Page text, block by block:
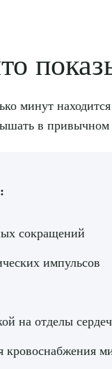
минут
в
сокращений
импульсов
на отделы
кровоснабжения